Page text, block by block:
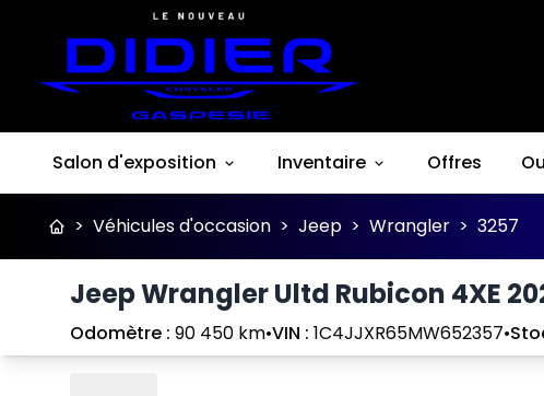
Salon d'exposition Inventaire Offres
> Véhicules d'occasion > Jeep > Wrangler > 3257
Jeep Wrangler Ultd Rubicon 4XE
Odomètre : 90 450 km•VIN : 1C4JJXR65MW652357•
Lire Précédent
Suivant